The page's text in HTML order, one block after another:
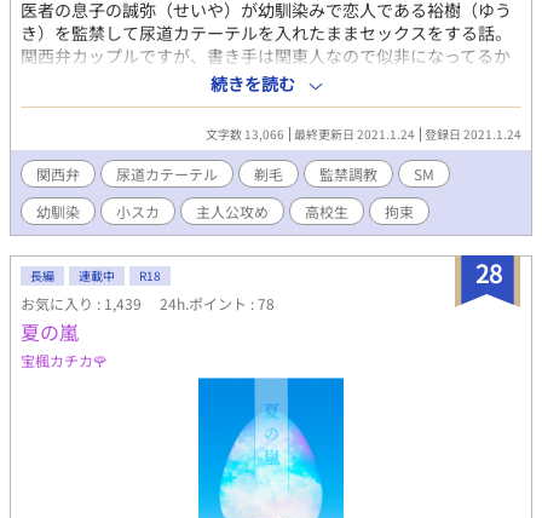
いる。ペニスが大きいがレオしか知らない。 ファンの総称は「平
民」。王子と騎士にかけて中世ヨーロッパの衣服をイメージした
キラキラの衣装が多く、脱いだ時のギャップに平民は平伏してい
医者の息子の誠弥（せいや）が幼馴染みで恋人である裕樹（ゆう
き）を監禁して尿道カテーテルを入れたままセックスをする話。
関西弁カップルですが、書き手は関東人なので似非になってるか
もしれません。 （色々調べましたがやはり限界が……） 台詞以外
は標準語です。 尿道カテーテルを入れる描写があるので、痛いの
が苦手な方は閲覧注意です！ ※昔別名で書いた作品のリライト
で、加筆修正済みです。 エロシーンサンプル用にリライトしたの
で、二人の関係性はこの作品では一切記載がありません。 2016年
ムーンライトノベルズにアップした物の移植です。 ※別名でPixiv
に二次創作もアップしていますが、もし見付けても他の方の目に
つく場所（感想欄とかコメント欄とか）で触れないで下さい。
続きを読む
文字数 13,066 最終更新日 2021.1.24 登録日 2021.1.24
関西弁 尿道カテーテル 剃毛 監禁調教
SM
幼馴染
小スカ 主人公攻め 高校生 拘束
28
長編 連載中 R18
お気に入り : 1,439 24h.ポイント : 78
夏の嵐
宝楓カチカ🌹